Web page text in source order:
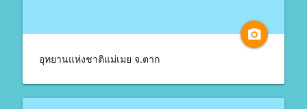
camera_alt
อุทยานแห่งชาติแม่เมย จ.ตาก